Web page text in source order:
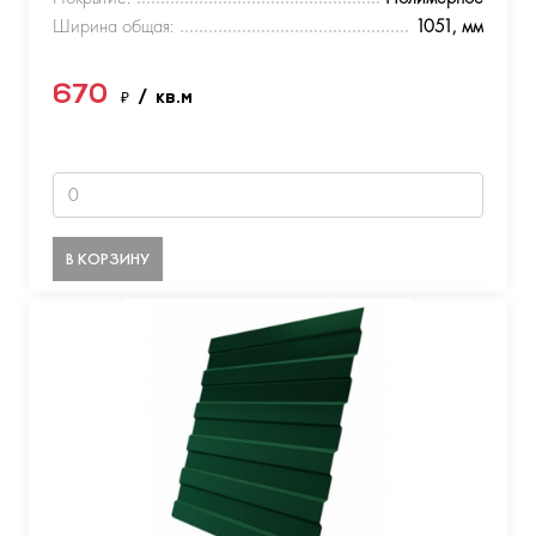
Ширина общая:
1051, мм
670 ₽ / кв.м
В КОРЗИНУ